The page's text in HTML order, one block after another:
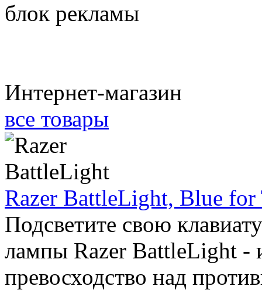
блок рекламы
Интернет-магазин
все товары
Razer BattleLight, Blue for
Подсветите свою
лампы Razer BattleLight -
превосходство над